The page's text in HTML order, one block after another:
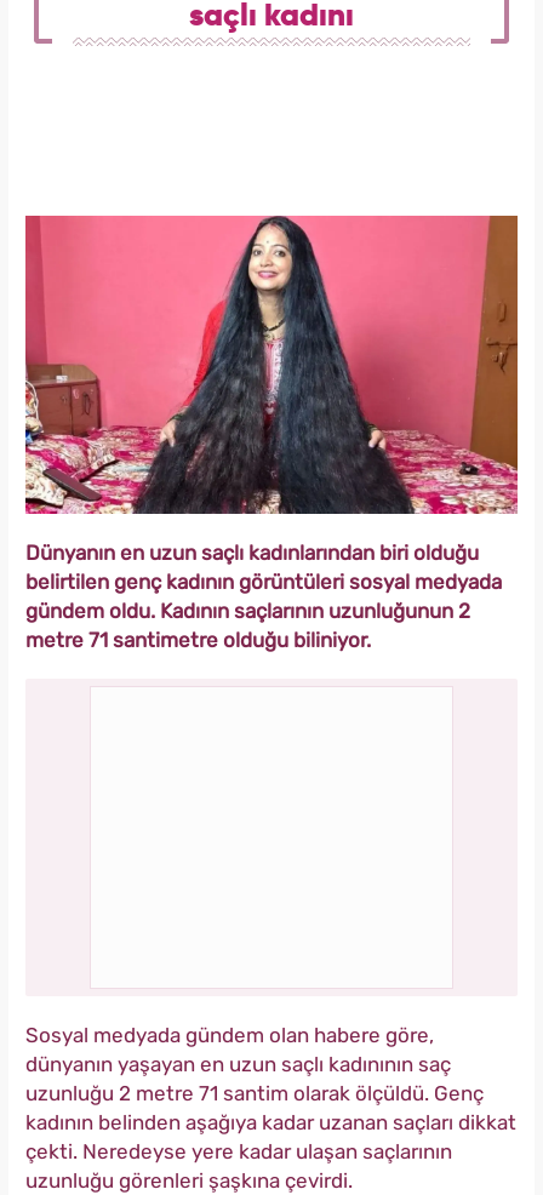
saçlı kadını
Dünyanın en uzun saçlı kadınlarından biri olduğu
belirtilen genç kadının görüntüleri sosyal medyada
gündem oldu. Kadının saçlarının uzunluğunun 2
metre 71 santimetre olduğu biliniyor.
Sosyal medyada gündem olan habere göre,
dünyanın yaşayan en uzun saçlı kadınının saç
uzunluğu 2 metre 71 santim olarak ölçüldü. Genç
kadının belinden aşağıya kadar uzanan saçları dikkat
çekti. Neredeyse yere kadar ulaşan saçlarının
uzunluğu görenleri şaşkına çevirdi.